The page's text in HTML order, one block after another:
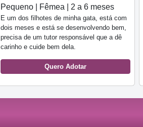
Pequeno | Fêmea | 2 a 6 meses
E um dos filhotes de minha gata, está com
dois meses e está se desenvolvendo bem,
precisa de um tutor responsável que a dê
carinho e cuide bem dela.
Quero Adotar